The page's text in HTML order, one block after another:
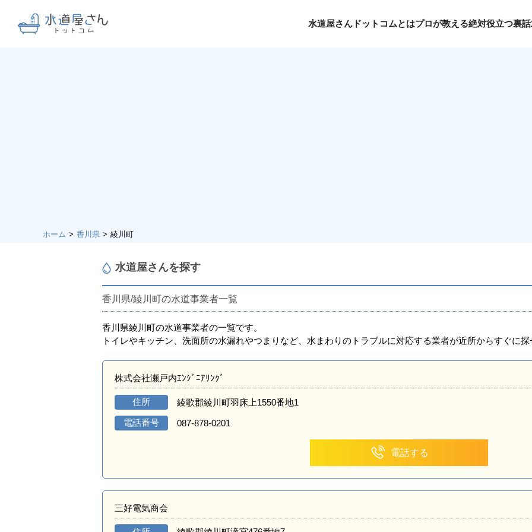
水道屋さんドットコムとはプロが教える絶対役立つ裏話
ホーム 香川県 綾川町
水道屋さんを探す
香川県/綾川町の水道事業者一覧
香川県綾川町の水道事業者の一覧です。
トイレやキッチン、洗面所の水漏れやつまりなど、水まわりのトラブルに対応する業者が近所からすぐに
株式会社瀬戸内ｴﾝｼﾞﾆｱﾘﾝｸﾞ
住所 綾歌郡綾川町羽床上1550番地1
電話番号 087-878-0201
電話する
三好電気商会